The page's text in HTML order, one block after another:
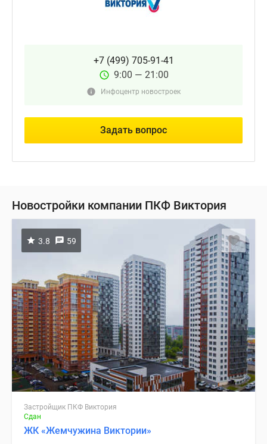
+7 (499) 705-91-41
9:00 — 21:00
Инфоцентр новостроек
Задать вопрос
Новостройки компании ПКФ Виктория
3.8 59
Застройщик ПКФ Виктория
Сдан
ЖК «Жемчужина Виктории»